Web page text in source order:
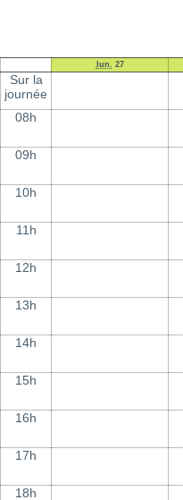
lun. 27
Sur la
journée
08h
09h
10h
11h
12h
13h
14h
15h
16h
17h
18h